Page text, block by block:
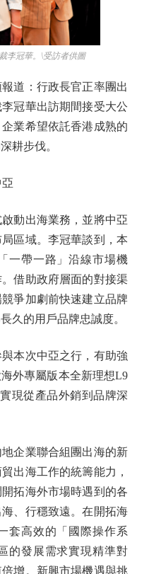
冠華。\受訪者供圖
道：行政長官正率團出
冠華出訪期間接受大公
業希望依託香港成熟的
耕步伐。
動出海業務，並將中亞
區域。李冠華談到，本
一帶一路」沿線市場機
借助政府層面的對接渠
爭加劇前快速建立品牌
久的用戶品牌忠誠度。
本次中亞之行，有助強
外專屬版本全新理想L9
現從產品外銷到品牌深
企業聯合組團出海的新
出海工作的統籌能力，
拓海外市場時遇到的各
、行穩致遠。在開拓海
套高效的「國際操作系
的發展需求實現精準對
增。新興市場機遇與挑